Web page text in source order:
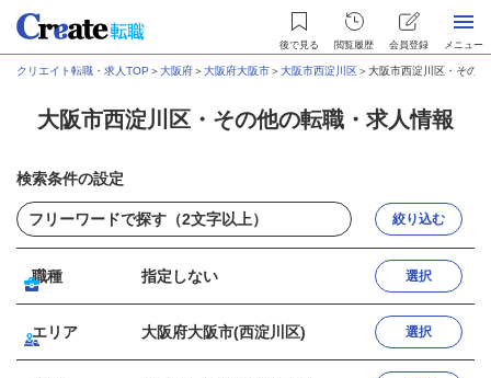
後で見る 閲覧履歴 会員登録 メニュー
クリエイト転職・求人TOP ＞大阪府＞大阪府大阪市＞大阪市西淀川区＞大阪市西淀川区・その
大阪市西淀川区・その他の転職・求人情報
検索条件の設定
絞り込む
職種 指定しない 選択
エリア 大阪府大阪市(西淀川区) 選択